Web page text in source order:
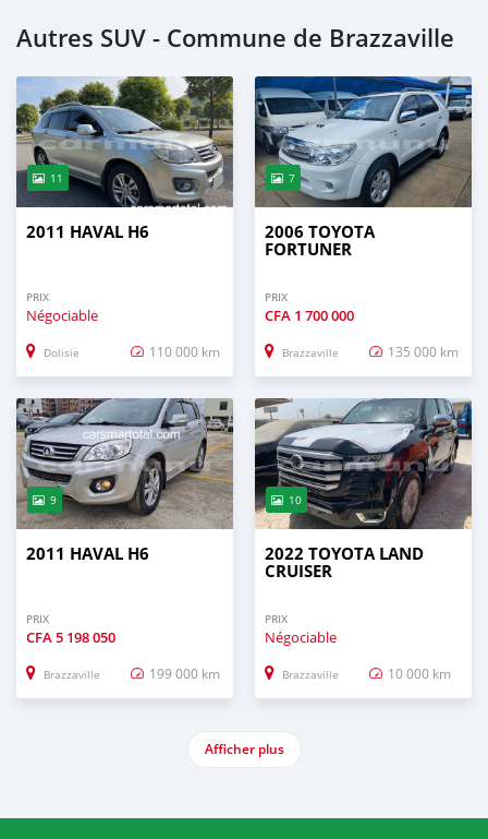
Autres SUV - Commune de Brazzaville
11
2011 HAVAL H6
PRIX
Négociable
Dolisie 110 000 km
7
2006 TOYOTA
FORTUNER
PRIX
CFA 1 700 000
Brazzaville 135 000 km
9
2011 HAVAL H6
PRIX
CFA5 198 050
Brazzaville 199 000 km
10
2022 TOYOTA LAND
CRUISER
PRIX
Négociable
Brazzaville 10 000 km
Afficher plus